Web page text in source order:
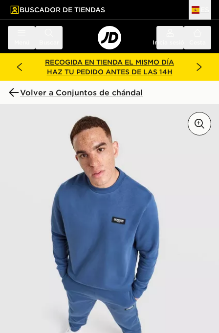
principal
pie de página
BUSCADOR DE TIENDAS
Inicia sesión
RECOGIDA EN TIENDA EL MISMO DÍA
HAZ TU PEDIDO ANTES DE LAS 14H
Volver a Conjuntos de chándal